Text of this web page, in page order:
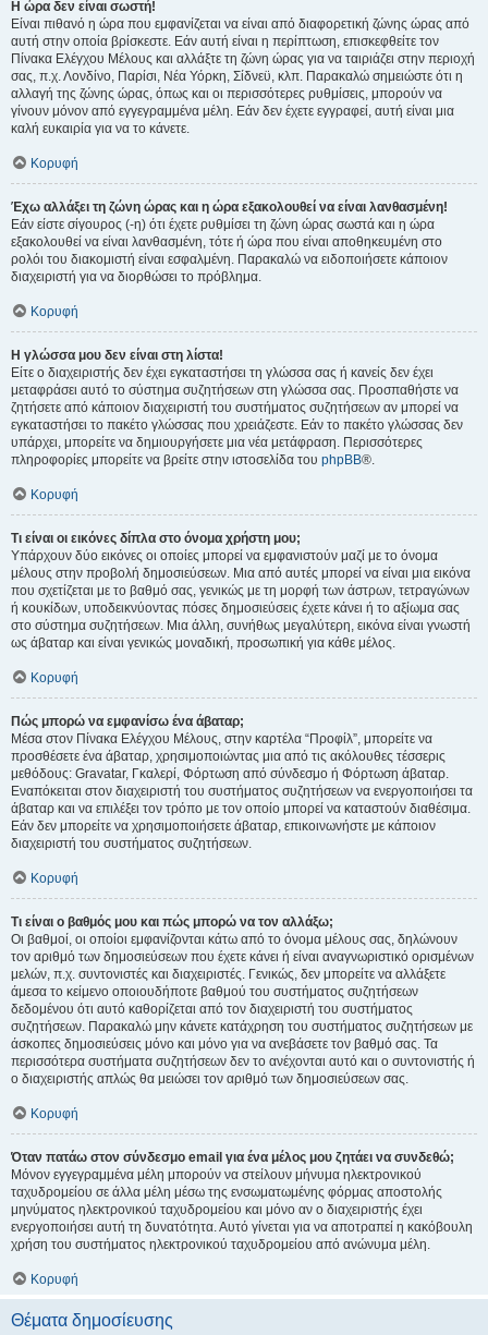
Η ώρα δεν είναι σωστή!
Είναι πιθανό η ώρα που εμφανίζεται να είναι από διαφορετική ζώνης ώρας από
αυτή στην οποία βρίσκεστε. Εάν αυτή είναι η περίπτωση, επισκεφθείτε τον
Πίνακα Ελέγχου Μέλους και αλλάξτε τη ζώνη ώρας για να ταιριάζει στην περιοχή
σας, π.χ. Λονδίνο, Παρίσι, Νέα Υόρκη, Σίδνεϋ, κλπ. Παρακαλώ σημειώστε ότι η
αλλαγή της ζώνης ώρας, όπως και οι περισσότερες ρυθμίσεις, μπορούν να
γίνουν μόνον από εγγεγραμμένα μέλη. Εάν δεν έχετε εγγραφεί, αυτή είναι μια
καλή ευκαιρία για να το κάνετε.
Κορυφή
Έχω αλλάξει τη ζώνη ώρας και η ώρα εξακολουθεί να είναι λανθασμένη!
Εάν είστε σίγουρος (-η) ότι έχετε ρυθμίσει τη ζώνη ώρας σωστά και η ώρα
εξακολουθεί να είναι λανθασμένη, τότε ή ώρα που είναι αποθηκευμένη στο
ρολόι του διακομιστή είναι εσφαλμένη. Παρακαλώ να ειδοποιήσετε κάποιον
διαχειριστή για να διορθώσει το πρόβλημα.
Κορυφή
Η γλώσσα μου δεν είναι στη λίστα!
Είτε ο διαχειριστής δεν έχει εγκαταστήσει τη γλώσσα σας ή κανείς δεν έχει
μεταφράσει αυτό το σύστημα συζητήσεων στη γλώσσα σας. Προσπαθήστε να
ζητήσετε από κάποιον διαχειριστή του συστήματος συζητήσεων αν μπορεί να
εγκαταστήσει το πακέτο γλώσσας που χρειάζεστε. Εάν το πακέτο γλώσσας δεν
υπάρχει, μπορείτε να δημιουργήσετε μια νέα μετάφραση. Περισσότερες
πληροφορίες μπορείτε να βρείτε στην ιστοσελίδα του phpBB®.
Κορυφή
Τι είναι οι εικόνες δίπλα στο όνομα χρήστη μου;
Υπάρχουν δύο εικόνες οι οποίες μπορεί να εμφανιστούν μαζί με το όνομα
μέλους στην προβολή δημοσιεύσεων. Μια από αυτές μπορεί να είναι μια εικόνα
που σχετίζεται με το βαθμό σας, γενικώς με τη μορφή των άστρων, τετραγώνων
ή κουκίδων, υποδεικνύοντας πόσες δημοσιεύσεις έχετε κάνει ή το αξίωμα σας
στο σύστημα συζητήσεων. Μια άλλη, συνήθως μεγαλύτερη, εικόνα είναι γνωστή
ως άβαταρ και είναι γενικώς μοναδική, προσωπική για κάθε μέλος.
Κορυφή
Πώς μπορώ να εμφανίσω ένα άβαταρ;
Μέσα στον Πίνακα Ελέγχου Μέλους, στην καρτέλα “Προφίλ”, μπορείτε να
προσθέσετε ένα άβαταρ, χρησιμοποιώντας μια από τις ακόλουθες τέσσερις
μεθόδους: Gravatar, Γκαλερί, Φόρτωση από σύνδεσμο ή Φόρτωση άβαταρ.
Εναπόκειται στον διαχειριστή του συστήματος συζητήσεων να ενεργοποιήσει τα
άβαταρ και να επιλέξει τον τρόπο με τον οποίο μπορεί να καταστούν διαθέσιμα.
Εάν δεν μπορείτε να χρησιμοποιήσετε άβαταρ, επικοινωνήστε με κάποιον
διαχειριστή του συστήματος συζητήσεων.
Κορυφή
Τι είναι ο βαθμός μου και πώς μπορώ να τον αλλάξω;
Οι βαθμοί, οι οποίοι εμφανίζονται κάτω από το όνομα μέλους σας, δηλώνουν
τον αριθμό των δημοσιεύσεων που έχετε κάνει ή είναι αναγνωριστικό ορισμένων
μελών, π.χ. συντονιστές και διαχειριστές. Γενικώς, δεν μπορείτε να αλλάξετε
άμεσα το κείμενο οποιουδήποτε βαθμού του συστήματος συζητήσεων
δεδομένου ότι αυτό καθορίζεται από τον διαχειριστή του συστήματος
συζητήσεων. Παρακαλώ μην κάνετε κατάχρηση του συστήματος συζητήσεων με
άσκοπες δημοσιεύσεις μόνο και μόνο για να ανεβάσετε τον βαθμό σας. Τα
περισσότερα συστήματα συζητήσεων δεν το ανέχονται αυτό και ο συντονιστής ή
ο διαχειριστής απλώς θα μειώσει τον αριθμό των δημοσιεύσεων σας.
Κορυφή
Όταν πατάω στον σύνδεσμο email για ένα μέλος μου ζητάει να συνδεθώ;
Μόνον εγγεγραμμένα μέλη μπορούν να στείλουν μήνυμα ηλεκτρονικού
ταχυδρομείου σε άλλα μέλη μέσω της ενσωματωμένης φόρμας αποστολής
μηνύματος ηλεκτρονικού ταχυδρομείου και μόνο αν ο διαχειριστής έχει
ενεργοποιήσει αυτή τη δυνατότητα. Αυτό γίνεται για να αποτραπεί η κακόβουλη
χρήση του συστήματος ηλεκτρονικού ταχυδρομείου από ανώνυμα μέλη.
Κορυφή
Θέματα δημοσίευσης